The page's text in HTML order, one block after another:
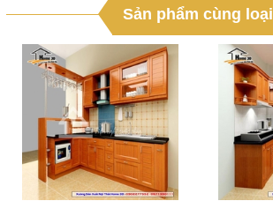
Sản phẩm cùng loại